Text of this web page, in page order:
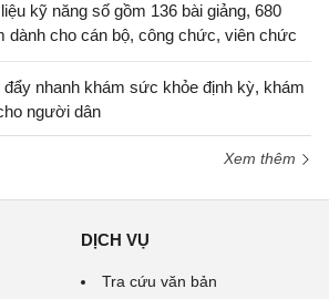
kỹ năng số gồm 136 bài giảng, 680
dành cho cán bộ, công chức, viên chức
nhanh khám sức khỏe định kỳ, khám
người dân
Xem thêm
DỊCH VỤ
Tra cứu văn bản